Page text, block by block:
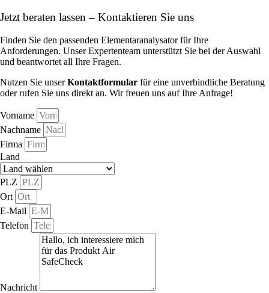
Jetzt beraten lassen – Kontaktieren Sie uns
Finden Sie den passenden Elementaranalysator für Ihre
Anforderungen. Unser Expertenteam unterstützt Sie bei der Auswahl
und beantwortet all Ihre Fragen.
Nutzen Sie unserKontaktformular für eine unverbindliche Beratung
oder rufen Sie uns direkt an. Wir freuen uns auf Ihre Anfrage!
Vorname
Nachname
Firma
Land
PLZ
Ort
E-Mail
Telefon
Nachricht